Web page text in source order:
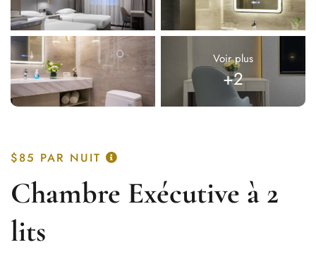
Voir plus
+2
$85 PAR NUIT
Chambre Exécutive à 2
lits